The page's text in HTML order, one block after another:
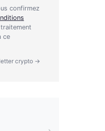
confirmez
ce
crypto →